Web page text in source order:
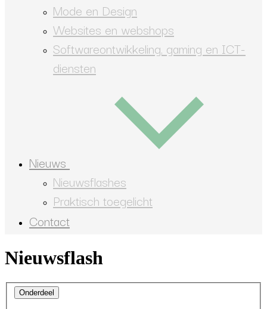
Mode en Design
Websites en webshops
Softwareontwikkeling, gaming en ICT-
diensten
Nieuws
Nieuwsflashes
Praktisch toegelicht
Contact
Nieuwsflash
Onderdeel